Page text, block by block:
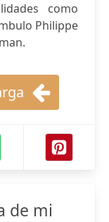
como
Philippe
de mi